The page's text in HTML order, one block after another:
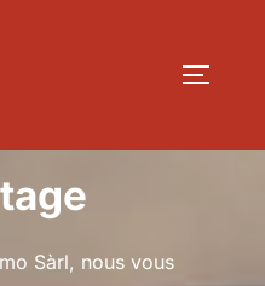
Sàrl, nous vous